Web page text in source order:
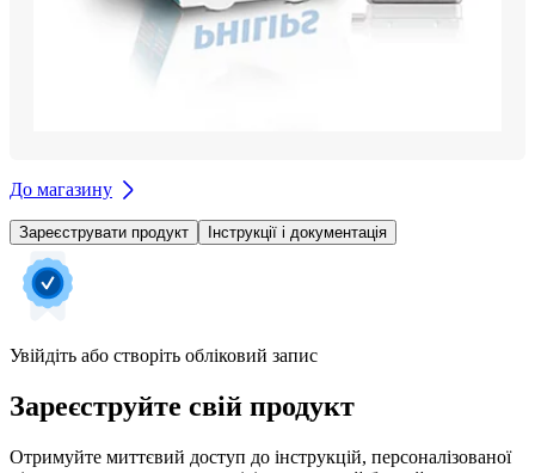
До магазину
Зареєструвати продукт Інструкції і документація
Увійдіть або створіть обліковий запис
Зареєструйте свій продукт
Отримуйте миттєвий доступ до інструкцій, персоналізованої